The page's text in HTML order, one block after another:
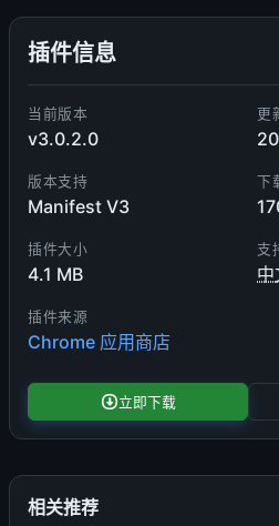
插件信息
当前版本
v3.0.2.0
更
版本支持
Manifest V3
下
插件大小
4.1 MB
支
插件来源
Chrome 应用商店
立即下载
相关推荐